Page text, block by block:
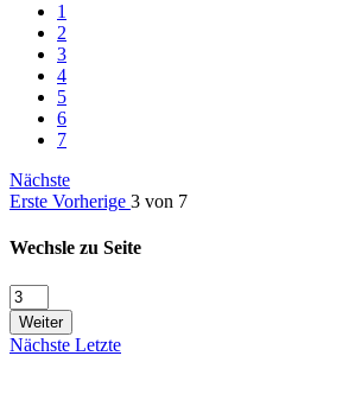
1
2
3
4
5
6
7
Nächste
Erste Vorherige 3 von 7
Wechsle zu Seite
Weiter
Nächste Letzte